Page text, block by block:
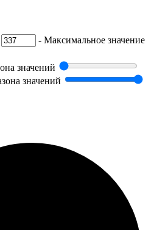
- Максимальное значение
значений
значений